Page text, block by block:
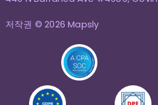
저작권 © 2026 Mapsly